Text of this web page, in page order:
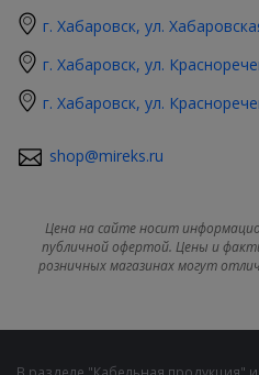
г. Хабаровск, ул.
г. Хабаровск, ул.
г. Хабаровск, ул.
shop@mireks.ru
Цена на сайте носит
публичной офертой. Цены и
розничных магазинах могут